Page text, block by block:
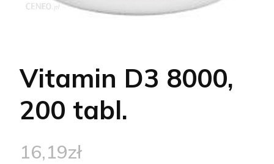
Vitamin D3 8000,
200 tabl.
16,19zł